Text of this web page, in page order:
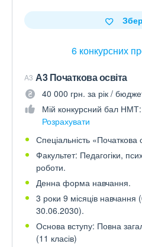
6 конкурсних
A3 А3 Початкова освіта
40 000 грн. за рік /
Мій конкурсний бал НМТ:
Розрахувати
Спеціальність «Початкова
Факультет: Педагогіки,
роботи.
Денна форма навчання.
3 роки 9 місяців
30.06.2030).
Основа вступу: Повна
(11 класів)